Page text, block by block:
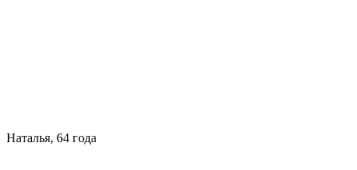
Наталья, 64 года